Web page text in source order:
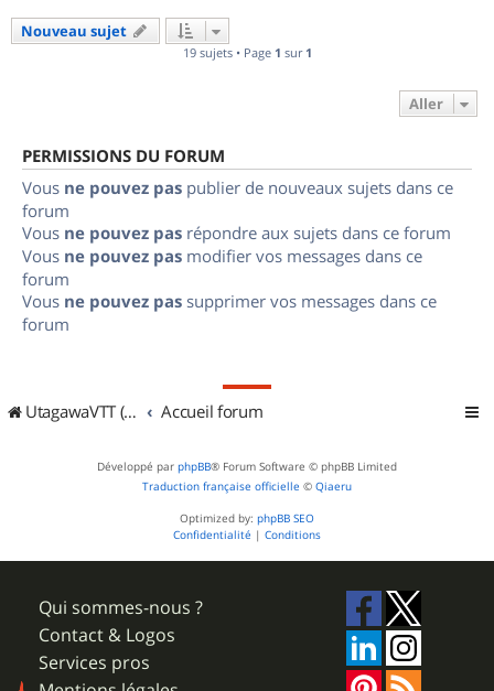
Nouveau sujet
19 sujets • Page 1 sur 1
Aller
PERMISSIONS DU FORUM
Vous ne pouvez pas publier de nouveaux sujets dans ce
forum
Vous ne pouvez pas répondre aux sujets dans ce forum
Vous ne pouvez pas modifier vos messages dans ce
forum
Vous ne pouvez pas supprimer vos messages dans ce
forum
UtagawaVTT (Randos VTT et VTTAE avec traces GPS) Accueil forum
Développé par phpBB® Forum Software © phpBB Limited
Traduction française officielle © Qiaeru
Optimized by: phpBB SEO
Confidentialité | Conditions
Qui sommes-nous ?
Contact & Logos
Services pros